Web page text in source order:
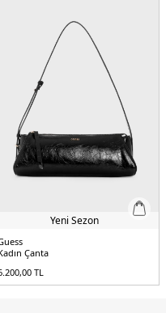
Yeni Sezon
Çanta
TL